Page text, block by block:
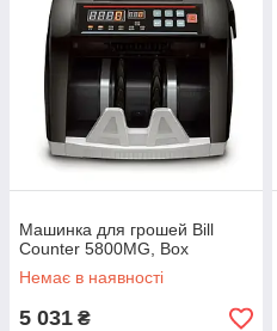
Машинка для грошей Bill
Counter 5800MG, Box
Немає в наявності
5 031 ₴